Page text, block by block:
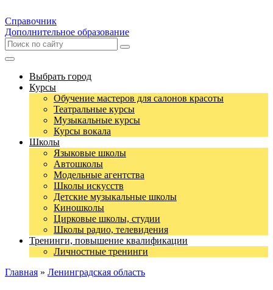
Справочник
Дополнительное образование
Выбрать город
Курсы
Обучение мастеров для салонов красоты
Театральные курсы
Музыкальные курсы
Курсы вокала
Школы
Языковые школы
Автошколы
Модельные агентства
Школы искусств
Детские музыкальные школы
Киношколы
Цирковые школы, студии
Школы радио, телевидения
Тренинги, повышение квалификации
Личностные тренинги
Главная » Ленинградская область